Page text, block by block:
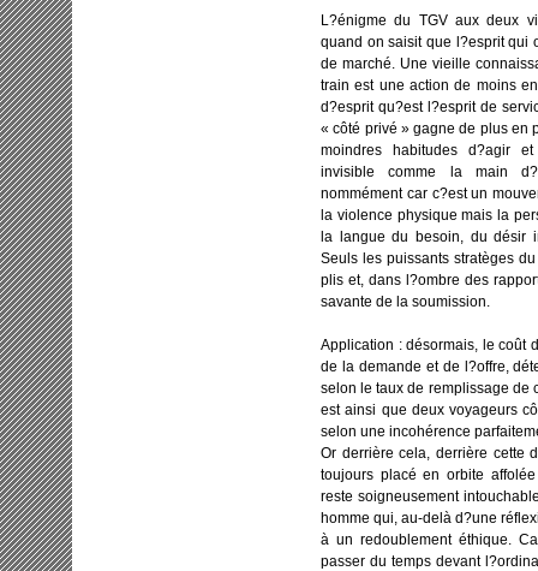
L?énigme du TGV aux deux
quand on saisit que l?esprit qui
de marché. Une vieille
train est une action de moins
d?esprit qu?est l?esprit de
« côté privé » gagne de plus en
moindres habitudes d?agir
invisible comme la main
nommément car c?est un
la violence physique mais la
la langue du besoin, du désir
Seuls les puissants stratèges
plis et, dans l?ombre des
savante de la soumission.
Application : désormais, le coût
de la demande et de l?offre,
selon le taux de remplissage de
est ainsi que deux voyageurs
selon une incohérence
Or derrière cela, derrière cette
toujours placé en orbite
reste soigneusement
homme qui, au-delà d?une
à un redoublement éthique.
passer du temps devant